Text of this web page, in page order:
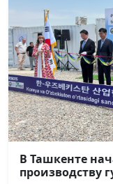
В Ташкенте
производству